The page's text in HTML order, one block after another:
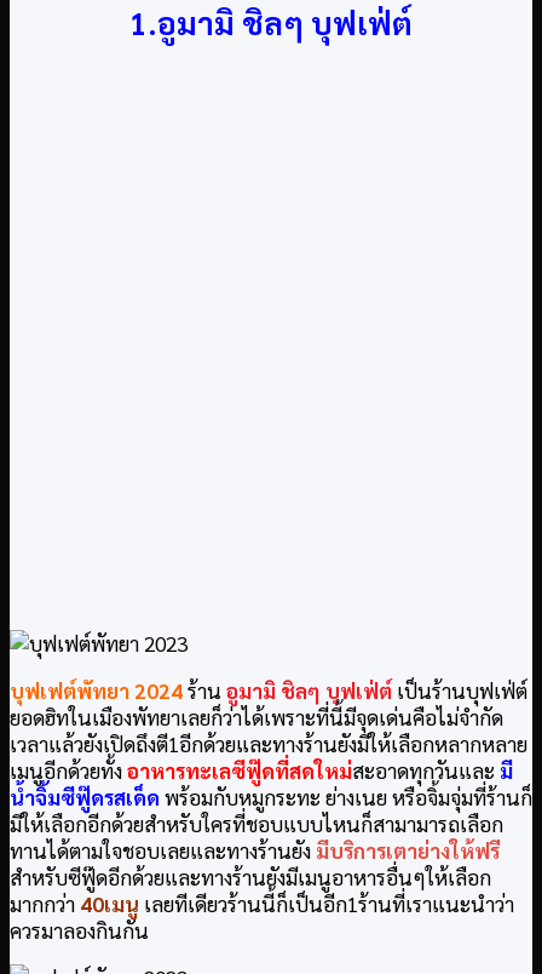
1.อูมามิ ชิลๆ บุฟเฟ่ต์
บุฟเฟต์พัทยา2024ร้าน อูมามิ ชิลๆ บุฟเฟ่ต์ เป็นร้านบุฟเฟ่ต์
ยอดฮิทในเมืองพัทยาเลยก็ว่าได้เพราะที่นี้มีจุดเด่นคือไม่จำกัด
เวลาแล้วยังเปิดถึงตี1อีกด้วยและทางร้านยังมีให้เลือกหลากหลาย
เมนูอีกด้วยทั้งอาหารทะเลซีฟู๊ดที่สดใหม่สะอาดทุกวันและ มี
น้ำจิ้มซีฟู๊ดรสเด็ด พร้อมกับหมูกระทะ ย่างเนย หรือจิ้มจุ่มที่ร้านก็
มีให้เลือกอีกด้วยสำหรับใครที่ชอบแบบไหนก็สามามารถเลือก
ทานได้ตามใจชอบเลยและทางร้านยัง มีบริการเตาย่างให้ฟรี
สำหรับซีฟู๊ดอีกด้วยและทางร้านยังมีเมนูอาหารอื่นๆให้เลือก
มากกว่า 40เมนู เลยทีเดียวร้านนี้ก็เป็นอีก1ร้านที่เราแนะนำว่า
ควรมาลองกินกัน